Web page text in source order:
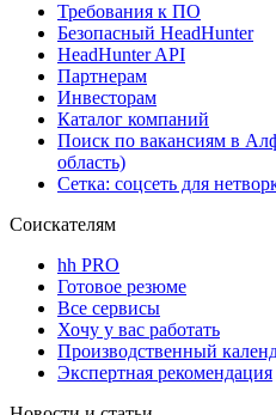
Требования к ПО
Безопасный HeadHunter
HeadHunter API
Партнерам
Инвесторам
Каталог компаний
Поиск по вакансиям в
область)
Сетка: соцсеть для
Соискателям
hh PRO
Готовое резюме
Все сервисы
Хочу у вас работать
Производственный
Экспертная рекомендация